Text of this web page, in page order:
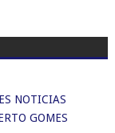
NOTICIAS
GOMES